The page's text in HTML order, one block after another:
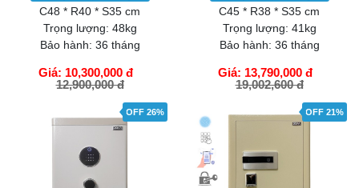
C48 * R40 * S35 cm
Trọng lượng: 48kg
Bảo hành: 36 tháng
Giá: 10,300,000 đ
12,900,000 đ
GIỎ HÀNG
C45 * R38 * S35 cm
Trọng lượng: 41kg
Bảo hành: 36 tháng
Giá: 13,790,000 đ
19,002,600 đ
GIỎ HÀNG
OFF 26% OFF 21%